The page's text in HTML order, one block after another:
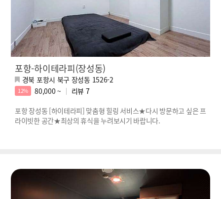
포항-하이테라피(장성동)
경북 포항시 북구 장성동 1526-2
12% 80,000 ~ 리뷰 7
포항 장성동 [하이테라피] 맞춤형 힐링 서비스★다시 방문하고 싶은 프
라이빗한 공간★최상의 휴식을 누려보시기 바랍니다.